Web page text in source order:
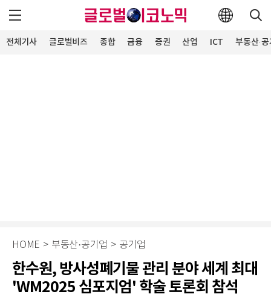
전체기사 글로벌비즈 종합 금융 증권 산업 ICT 부동산·
HOME > 부동산·공기업 > 공기업
한수원, 방사성폐기물 관리 분야 세계 최대
'WM2025 심포지엄' 학술 토론회 참석